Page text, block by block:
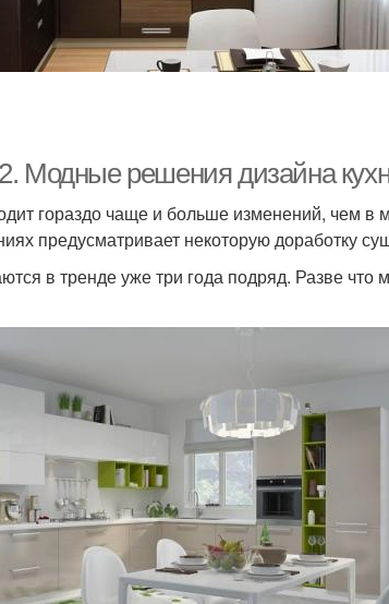
Модные решения дизайна
гораздо чаще и больше изменений, чем в
предусматривает некоторую доработку
в тренде уже три года подряд. Разве что